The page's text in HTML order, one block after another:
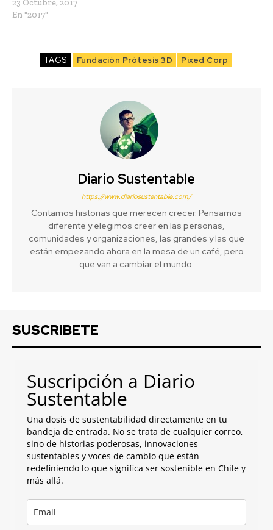
23 Octubre, 2017
En "2017"
TAGS Fundación Prótesis 3D Pixed Corp
Diario Sustentable
https://www.diariosustentable.com/
Contamos historias que merecen crecer. Pensamos
diferente y elegimos creer en las personas,
comunidades y organizaciones, las grandes y las que
están empezando ahora en la mesa de un café, pero
que van a cambiar el mundo.
SUSCRIBETE
Suscripción a Diario
Sustentable
Una dosis de sustentabilidad directamente en tu
bandeja de entrada. No se trata de cualquier correo,
sino de historias poderosas, innovaciones
sustentables y voces de cambio que están
redefiniendo lo que significa ser sostenible en Chile y
más allá.